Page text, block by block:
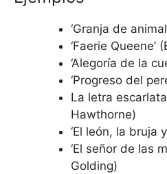
‘Granja de
‘Faerie Queene’
‘Alegoría de la
‘Progreso del
La letra
Hawthorne)
‘El león, la bruja
‘El señor de las
Golding)